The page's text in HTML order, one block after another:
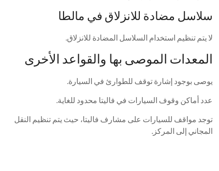
سلاسل مضادة للانزلاق في مالطا
لا يتم تنظيم استخدام السلاسل المضادة للانزلاق.
المعدات الموصى بها والقواعد الأخرى
يوصى بوجود إشارة توقف للطوارئ في السيارة.
عدد أماكن وقوف السيارات في فاليتا محدود للغاية.
توجد مواقف للسيارات على مشارف فاليتا، حيث يتم تنظيم النقل
المجاني إلى المركز.